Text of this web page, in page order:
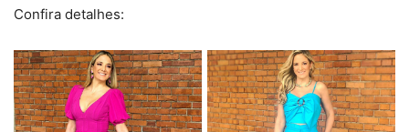
Confira detalhes: